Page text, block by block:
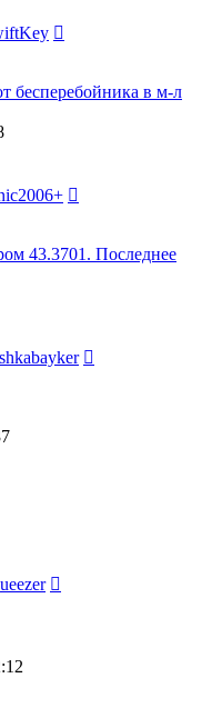
бесперебойника в м-л
43.3701. Последнее